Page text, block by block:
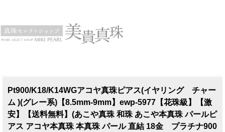
Pt900/K18/K14WGアコヤ真珠ピアス(イヤリング チャー
ム )(グレー系)【8.5mm-9mm】ewp-5977【花珠級】【激
安】【送料無料】(あこや真珠 和珠 あこや本真珠 パールピ
アス アコヤ本真珠 本真珠 パール 直結 18金 プラチナ900